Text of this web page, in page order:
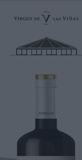
Toledo
Una
Ciudad
Varela, ha